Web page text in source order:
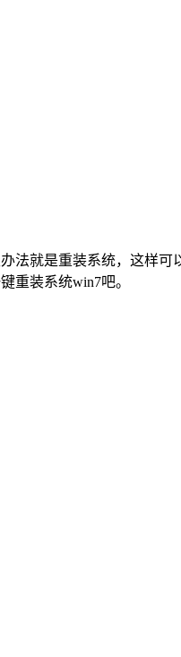
法就是重装系统，这样可
重装系统win7吧。